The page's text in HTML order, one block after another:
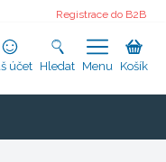
Registrace do B2B
účet Hledat Menu Košík